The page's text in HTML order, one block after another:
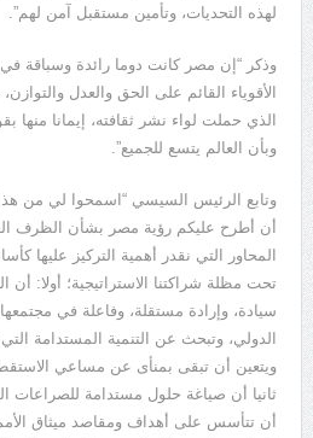
لهذه التحديات، وتأمين مستقبل آمن لهم”.
وذكر “إن مصر كانت دوما رائدة وسباقة
الأقوياء القائم على الحق والعدل
الذي حملت لواء نشر ثقافته، إيمانا منها
وبأن العالم يتسع للجميع”.
وتابع الرئيس السيسي “اسمحوا لي من هذا
أن أطرح عليكم رؤية مصر بشأن الظرف
المحاور التي نقدر أهمية التركيز عليها
تحت مظلة شراكتنا الاستراتيجية؛ أولا: أن
سيادة، وإرادة مستقلة، وفاعلة في
الدولي، وتبحث عن التنمية المستدامة
ويتعين أن تبقى بمنأى عن مساعي
ثانيا أن صياغة حلول مستدامة للصراعات
أن تتأسس على أهداف ومقاصد ميثاق الأمم